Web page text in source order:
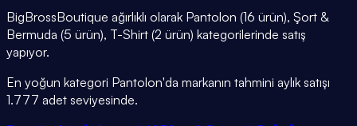
BigBrossBoutique ağırlıklı olarak Pantolon (16 ürün), Şort &
Bermuda (5 ürün), T-Shirt (2 ürün) kategorilerinde satış
yapıyor.
En yoğun kategori Pantolon'da markanın tahmini aylık satışı
1.777 adet seviyesinde.